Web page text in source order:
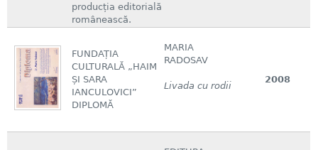
producția editorială
românească.
FUNDAȚIA
CULTURALĂ „HAIM
ȘI SARA
IANCULOVICI”
DIPLOMĂ
MARIA
RADOSAV
Livada cu rodii
2008